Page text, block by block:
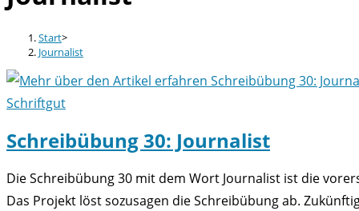
Start>
Journalist
Schriftgut
Schreibübung 30: Journalist
Die Schreibübung 30 mit dem Wort Journalist ist die
Das Projekt löst sozusagen die Schreibübung ab.